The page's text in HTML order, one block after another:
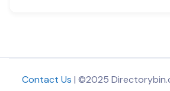
Contact Us | ©2025